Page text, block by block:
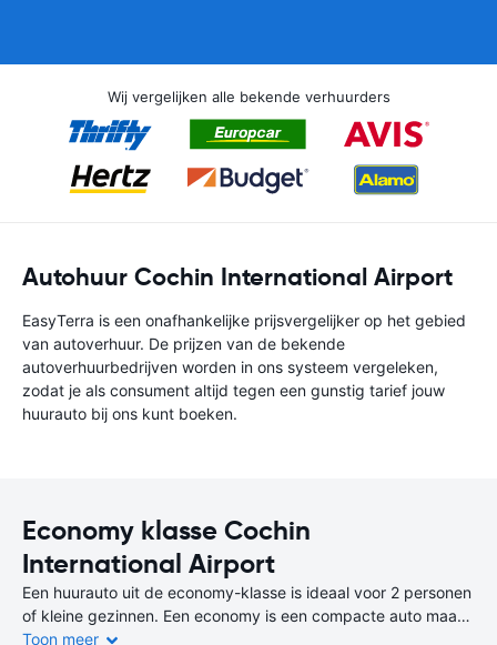
Wij vergelijken alle bekende verhuurders
Autohuur Cochin International Airport
EasyTerra is een onafhankelijke prijsvergelijker op het gebied
van autoverhuur. De prijzen van de bekende
autoverhuurbedrijven worden in ons systeem vergeleken,
zodat je als consument altijd tegen een gunstig tarief jouw
huurauto bij ons kunt boeken.
Economy klasse Cochin
International Airport
Een huurauto uit de economy-klasse is ideaal voor 2 personen
of kleine gezinnen. Een economy is een compacte auto maar
biedt wat meer comfort dan een auto uit de miniklasse.
Toon meer